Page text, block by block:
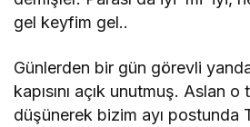
gel keyfim gel..
Günlerden bir gün görevli
kapısını açık unutmuş. Aslan o
düşünerek bizim ayı postunda